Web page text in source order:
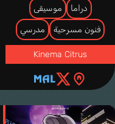
دراما موسيقى
فنون مسرحية مدرسي
Kinema Citrus